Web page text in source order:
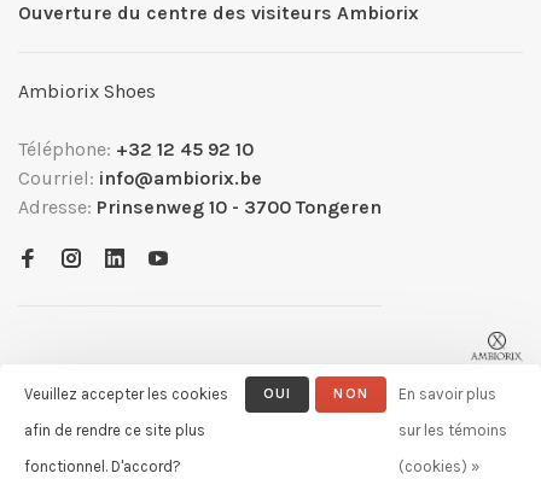
Ouverture du centre des visiteurs Ambiorix
Ambiorix Shoes
Téléphone: +32 12 45 92 10
Courriel: info@ambiorix.be
Adresse: Prinsenweg 10 - 3700 Tongeren
© Copyright 2026 Ambiorix
- Theme by
Veuillez accepter les cookies
afin de rendre ce site plus
fonctionnel. D'accord?
OUI NON
En savoir plus
sur les témoins
(cookies) »